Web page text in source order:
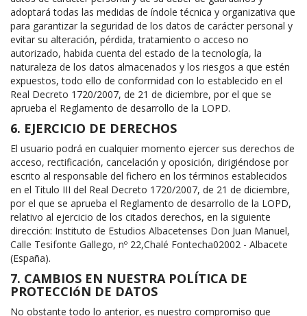
adoptará todas las medidas de índole técnica y organizativa que
para garantizar la seguridad de los datos de carácter personal y
evitar su alteración, pérdida, tratamiento o acceso no
autorizado, habida cuenta del estado de la tecnología, la
naturaleza de los datos almacenados y los riesgos a que estén
expuestos, todo ello de conformidad con lo establecido en el
Real Decreto 1720/2007, de 21 de diciembre, por el que se
aprueba el Reglamento de desarrollo de la LOPD.
6. EJERCICIO DE DERECHOS
El usuario podrá en cualquier momento ejercer sus derechos de
acceso, rectificación, cancelación y oposición, dirigiéndose por
escrito al responsable del fichero en los términos establecidos
en el Titulo III del Real Decreto 1720/2007, de 21 de diciembre,
por el que se aprueba el Reglamento de desarrollo de la LOPD,
relativo al ejercicio de los citados derechos, en la siguiente
dirección: Instituto de Estudios Albacetenses Don Juan Manuel,
Calle Tesifonte Gallego, nº 22,Chalé Fontecha02002 - Albacete
(España).
7. CAMBIOS EN NUESTRA POLÍTICA DE
PROTECCIóN DE DATOS
No obstante todo lo anterior, es nuestro compromiso que